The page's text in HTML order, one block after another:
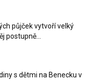
půjček vytvoří velký
postupně...
s dětmi na Benecku v